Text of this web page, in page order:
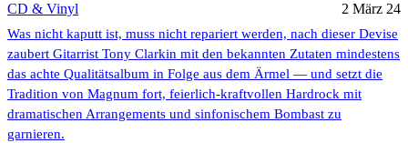
CD & Vinyl 2 März 24
Was nicht kaputt ist, muss nicht repariert werden, nach dieser Devise
zaubert Gitarrist Tony Clarkin mit den bekannten Zutaten mindestens
das achte Qualitätsalbum in Folge aus dem Ärmel — und setzt die
Tradition von Magnum fort, feierlich-kraftvollen Hardrock mit
dramatischen Arrangements und sinfonischem Bombast zu
garnieren.